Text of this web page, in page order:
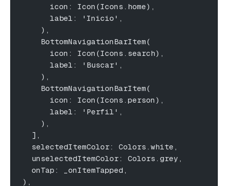
      icon: Icon(Icons.home),
      label: 'Inicio',
    ),
    BottomNavigationBarItem(
      icon: Icon(Icons.search),
      label: 'Buscar',
    ),
    BottomNavigationBarItem(
      icon: Icon(Icons.person),
      label: 'Perfil',
    ),
  ],
  selectedItemColor: Colors.white,
  unselectedItemColor: Colors.grey,
  onTap: _onItemTapped,
),